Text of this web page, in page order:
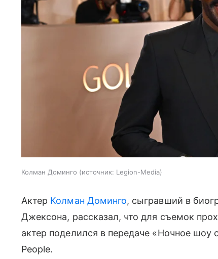
Колман Доминго источник: Legion-Media
Актер Колман Доминго, сыгравший в
Джексона, рассказал, что для съемок
актер поделился в передаче «Ночное
People.